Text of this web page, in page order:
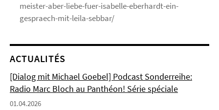
meister-aber-liebe-fuer-isabelle-eberhardt-ein-
gespraech-mit-leila-sebbar/
ACTUALITÉS
[Dialog mit Michael Goebel] Podcast Sonderreihe:
Radio Marc Bloch au Panthéon! Série spéciale
01.04.2026